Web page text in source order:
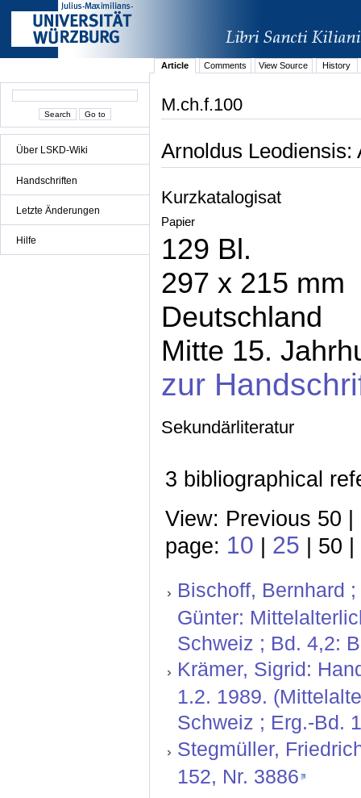
Über LSKD-Wiki
Handschriften
Letzte Änderungen
Hilfe
Article Comments View Source History
M.ch.f.100
Arnoldus Leodiensis:
Kurzkatalogisat
Papier
129 Bl.
297 x 215 mm
Deutschland
Mitte 15.
zur
Sekundärliteratur
3 bibliographical
View: Previous 50
page: 10 | 25 | 50 |
Bischoff, Bernhard
Günter:
Schweiz ; Bd. 4,2:
Krämer, Sigrid:
1.2. 1989.
Schweiz ; Erg.-Bd.
Stegmüller,
152, Nr. 3886